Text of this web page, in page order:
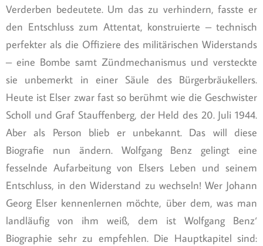
Verderben bedeutete. Um das zu verhindern, fasste er
den Entschluss zum Attentat, konstruierte – technisch
perfekter als die Offiziere des militärischen Widerstands
– eine Bombe samt Zündmechanismus und versteckte
sie unbemerkt in einer Säule des Bürgerbräukellers.
Heute ist Elser zwar fast so berühmt wie die Geschwister
Scholl und Graf Stauffenberg, der Held des 20. Juli 1944.
Aber als Person blieb er unbekannt. Das will diese
Biografie nun ändern. Wolfgang Benz gelingt eine
fesselnde Aufarbeitung von Elsers Leben und seinem
Entschluss, in den Widerstand zu wechseln! Wer Johann
Georg Elser kennenlernen möchte, über dem, was man
landläufig von ihm weiß, dem ist Wolfgang Benz‘
Biographie sehr zu empfehlen. Die Hauptkapitel sind: